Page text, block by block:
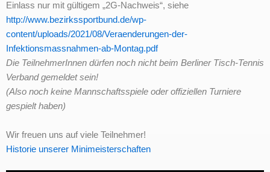
Einlass nur mit gültigem „2G-Nachweis“, siehe
http://www.bezirkssportbund.de/wp-
content/uploads/2021/08/Veraenderungen-der-
Infektionsmassnahmen-ab-Montag.pdf
Die TeilnehmerInnen dürfen noch nicht beim Berliner Tisch-Tennis
Verband gemeldet sein!
(Also noch keine Mannschaftsspiele oder offiziellen Turniere
gespielt haben)
Wir freuen uns auf viele Teilnehmer!
Historie unserer Minimeisterschaften